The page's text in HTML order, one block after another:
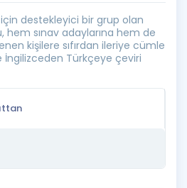
için destekleyici bir grup olan
hem sınav adaylarına hem de
kişilere sıfırdan ileriye cümle
Türkçeye çeviri